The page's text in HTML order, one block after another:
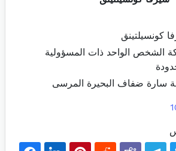
كونسيلتينق
الشخص الواحد ذات المسؤولية
سارة ضفاف البحيرة المرسى